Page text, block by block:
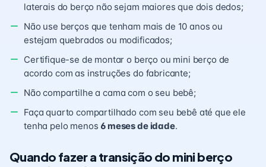
laterais do berço não sejam maiores que dois dedos;
Não use berços que tenham mais de 10 anos ou
estejam quebrados ou modificados;
Certifique-se de montar o berço ou mini berço de
acordo com as instruções do fabricante;
Não compartilhe a cama com o seu bebê;
Faça quarto compartilhado com seu bebê até que ele
tenha pelo menos 6 meses de idade.
Quando fazer a transição do mini berço